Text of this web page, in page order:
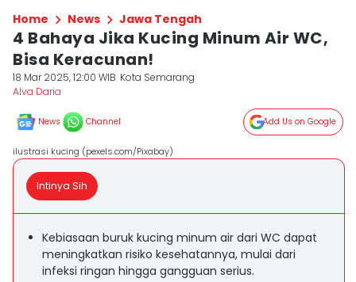
Home News Jawa Tengah
4 Bahaya Jika Kucing Minum Air WC,
Bisa Keracunan!
18 Mar 2025, 12:00 WIB Kota Semarang
Alva Daria
News Channel Add Us on Google
ilustrasi kucing (pexels.com/Pixabay)
Intinya Sih
Kebiasaan buruk kucing minum air dari WC dapat
meningkatkan risiko kesehatannya, mulai dari
infeksi ringan hingga gangguan serius.